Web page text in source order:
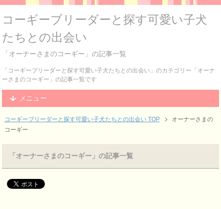
コーギーブリーダーと探す可愛い子犬
たちとの出会い
「オーナーさまのコーギー」の記事一覧
「コーギーブリーダーと探す可愛い子犬たちとの出会い」のカテゴリー「オーナ
ーさまのコーギー」の記事一覧です
メニュー
コーギーブリーダーと探す可愛い子犬たちとの出会い TOP
オーナーさまの
コーギー
「オーナーさまのコーギー」の記事一覧